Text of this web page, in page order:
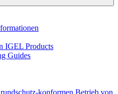
IGEL Products
Guides
konformen Betrieb von